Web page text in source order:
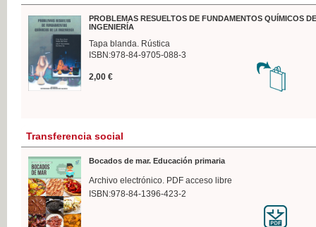
PROBLEMAS RESUELTOS DE FUNDAMENTOS QUÍMICOS
INGENIERÍA
Tapa blanda. Rústica
ISBN:978-84-9705-088-3
2,00 €
Transferencia social
Bocados de mar. Educación primaria
Archivo electrónico. PDF acceso libre
ISBN:978-84-1396-423-2